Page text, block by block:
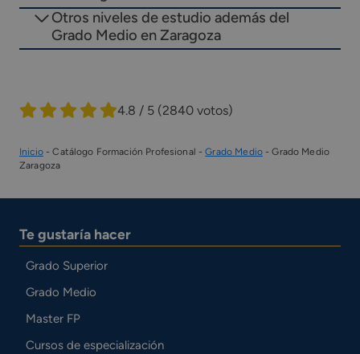
Otros niveles de estudio además del
Grado Medio en Zaragoza
4.8 / 5 (2840 votos)
Inicio-Catálogo Formación Profesional -Grado Medio-Grado Medio
Zaragoza
Te gustaría hacer
Grado Superior
Grado Medio
Master FP
Cursos de especialización